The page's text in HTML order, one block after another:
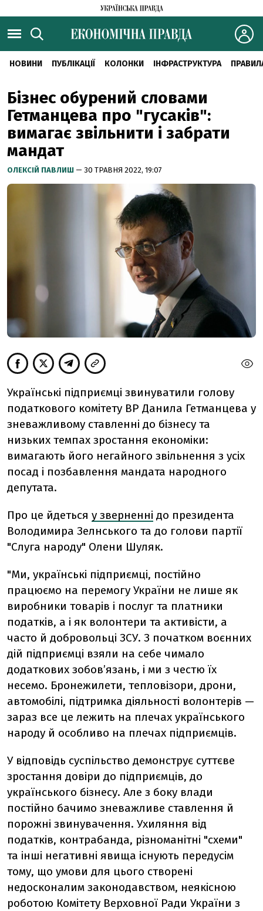
НОВИНИ ПУБЛІКАЦІЇ КОЛОНКИ ІНФРАСТРУКТУРА
Бізнес обурений словами
Гетманцева про "гусаків":
вимагає звільнити і забрати
мандат
ОЛЕКСІЙ ПАВЛИШ — 30 ТРАВНЯ 2022, 19:07
Українські підприємці звинуватили голову
податкового комітету ВР Данила Гетманцева у
зневажливому ставленні до бізнесу та
низьких темпах зростання економіки:
вимагають його негайного звільнення з усіх
посад і позбавлення мандата народного
депутата.
Про це йдеться у зверненні до президента
Володимира Зелнського та до голови партії
"Слуга народу" Олени Шуляк.
"Ми, українські підприємці, постійно
працюємо на перемогу України не лише як
виробники товарів і послуг та платники
податків, а і як волонтери та активісти, а
часто й добровольці ЗСУ. З початком воєнних
дій підприємці взяли на себе чимало
додаткових зобов’язань, і ми з честю їх
несемо. Бронежилети, тепловізори, дрони,
автомобілі, підтримка діяльності волонтерів —
зараз все це лежить на плечах українського
народу й особливо на плечах підприємців.
У відповідь суспільство демонструє суттєве
зростання довіри до підприємців, до
українського бізнесу. Але з боку влади
постійно бачимо зневажливе ставлення й
порожні звинувачення. Ухиляння від
податків, контрабанда, різноманітні "схеми"
та інші негативні явища існують передусім
тому, що умови для цього створені
недосконалим законодавством, неякісною
роботою Комітету Верховної Ради України з